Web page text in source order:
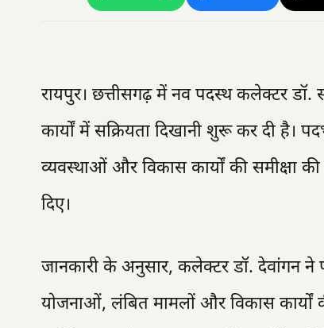
रायपुर। छत्तीसगढ़ में नव पदस्थ कलेक्टर
कार्यों में सक्रियता दिखानी शुरू कर दी है।
व्यवस्थाओं और विकास कार्यों की समीक्षा
दिए।
जानकारी के अनुसार, कलेक्टर डॉ. देवांगन ने
योजनाओं, लंबित मामलों और विकास कार्यों